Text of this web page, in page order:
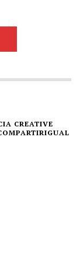
CREATIVE